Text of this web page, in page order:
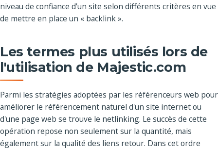
niveau de confiance d'un site selon différents critères en vue
de mettre en place un « backlink ».
Les termes plus utilisés lors de
l'utilisation de Majestic.com
Parmi les stratégies adoptées par les référenceurs web pour
améliorer le référencement naturel d'un site internet ou
d'une page web se trouve le netlinking. Le succès de cette
opération repose non seulement sur la quantité, mais
également sur la qualité des liens retour. Dans cet ordre